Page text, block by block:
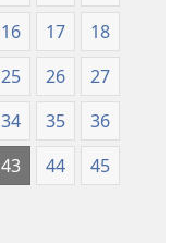
16 17
18
25 26
27
34 35
36
43 44
45